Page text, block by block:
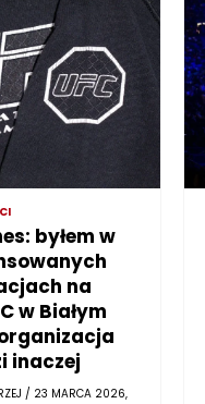
byłem w
na
w Białym
inaczej
/ 23 MARCA 2026,